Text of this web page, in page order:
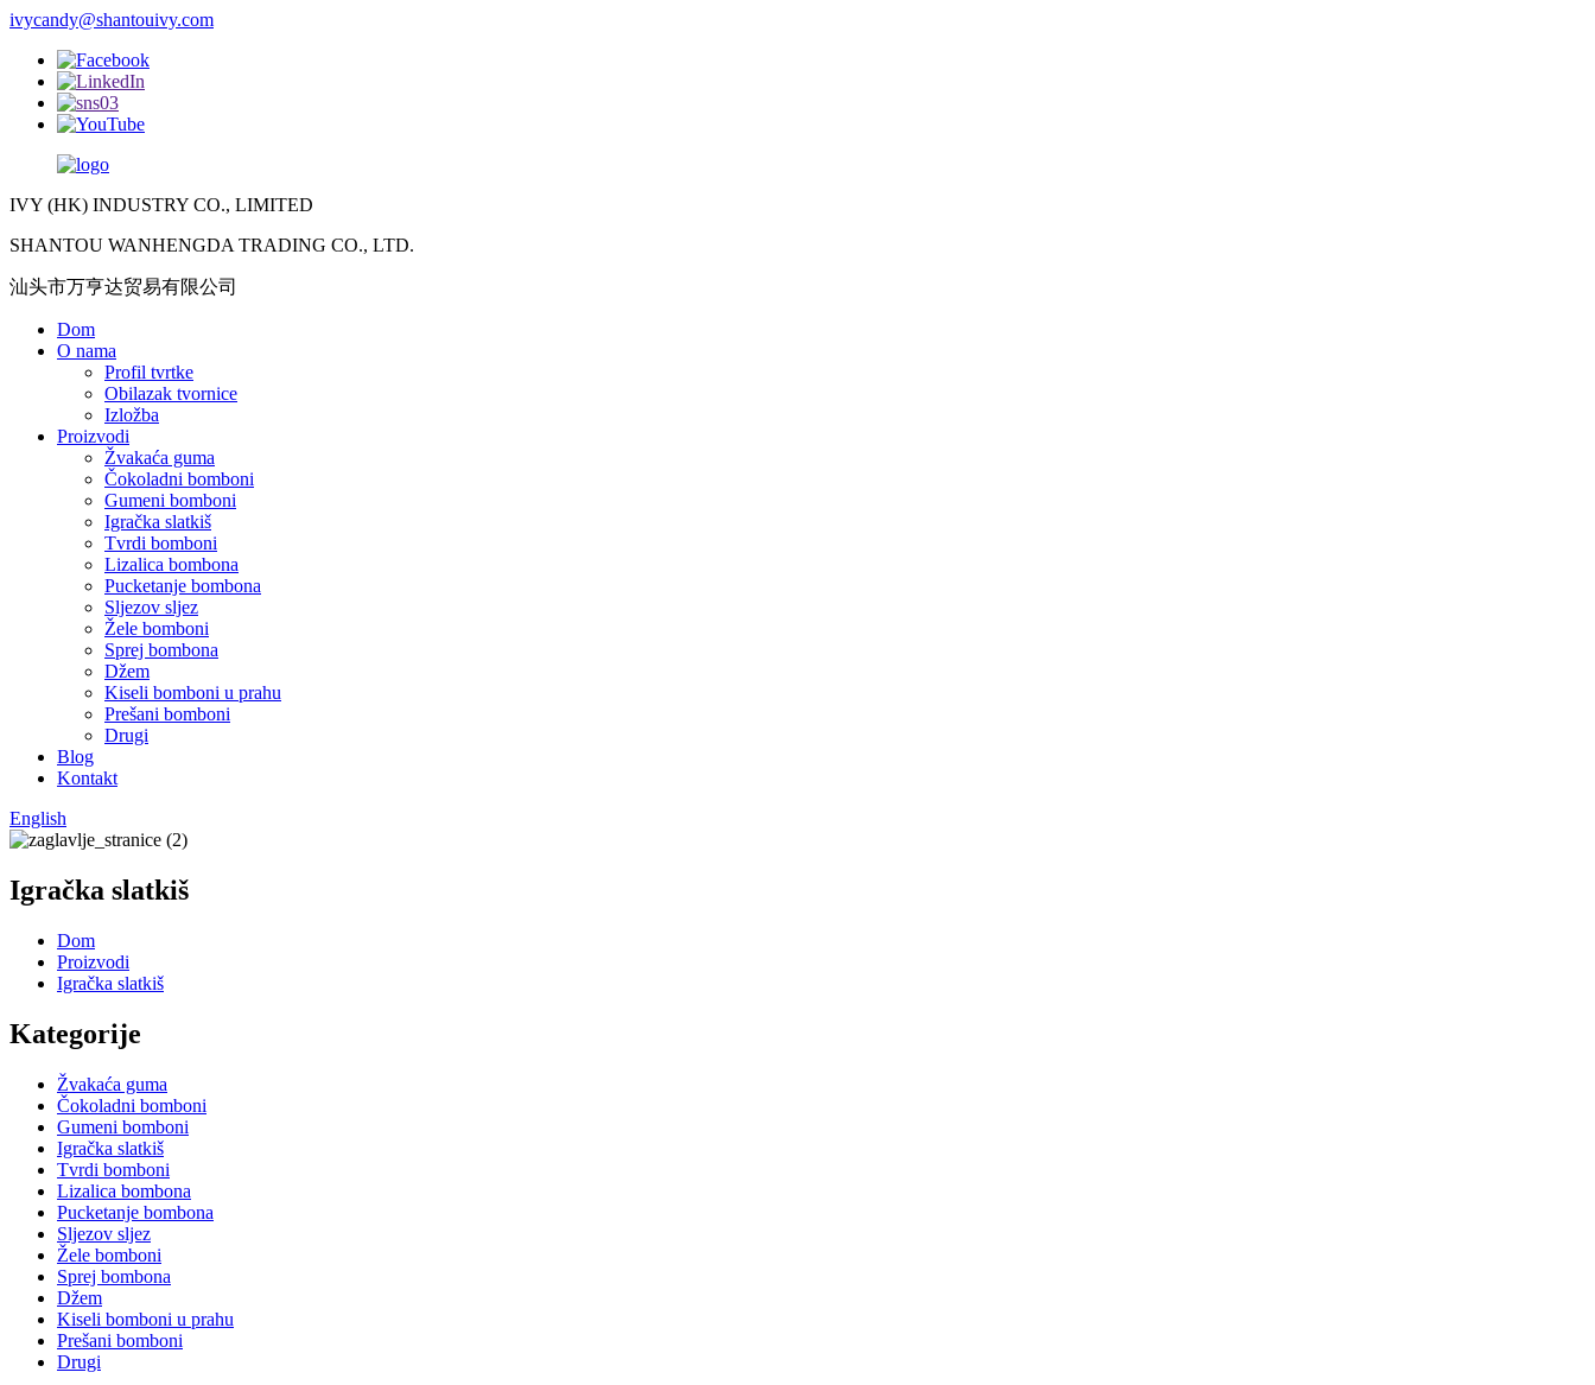
ivycandy@shantouivy.com
IVY (HK) INDUSTRY CO., LIMITED
SHANTOU WANHENGDA TRADING CO., LTD.
汕头市万亨达贸易有限公司
Dom
O nama
Profil tvrtke
Obilazak tvornice
Izložba
Proizvodi
Žvakaća guma
Čokoladni bomboni
Gumeni bomboni
Igračka slatkiš
Tvrdi bomboni
Lizalica bombona
Pucketanje bombona
Sljezov sljez
Žele bomboni
Sprej bombona
Džem
Kiseli bomboni u prahu
Prešani bomboni
Drugi
Blog
Kontakt
English
Igračka slatkiš
Dom
Proizvodi
Igračka slatkiš
Kategorije
Žvakaća guma
Čokoladni bomboni
Gumeni bomboni
Igračka slatkiš
Tvrdi bomboni
Lizalica bombona
Pucketanje bombona
Sljezov sljez
Žele bomboni
Sprej bombona
Džem
Kiseli bomboni u prahu
Prešani bomboni
Drugi